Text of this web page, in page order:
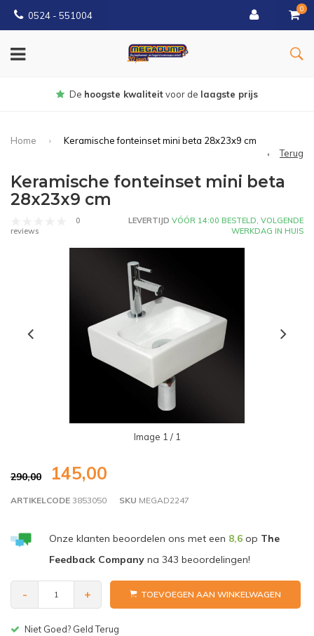
0524 - 551004
0
laagste prijs Gratis
Home
Keramische fonteinset mini beta 28x23x9 cm
Terug
Keramische fonteinset mini beta
28x23x9 cm
0
reviews
LEVERTIJD VÓÓR 14:00 BESTELD, VOLGENDE
WERKDAG IN HUIS
Image 1 / 1
290,00 145,00
ARTIKELCODE 3853050 SKU MEGAD2247
Onze klanten beoordelen ons met een 8,6op The
Feedback Companyna 343 beoordelingen!
- + TOEVOEGEN AAN WINKELWAGEN